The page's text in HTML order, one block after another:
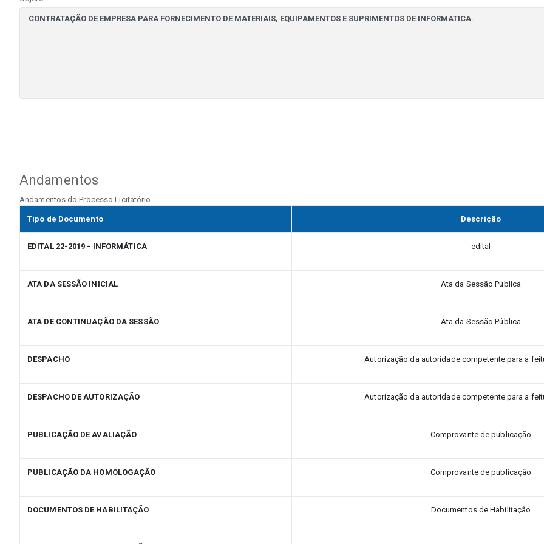
Andamentos
Andamentos do Processo Licitatório
Tipo de Documento Descrição
EDITAL 22-2019 - INFORMÁTICA edital
ATA DA SESSÃO INICIAL Ata da Sessão Pública
ATA DE CONTINUAÇÃO DA SESSÃO Ata da Sessão Pública
DESPACHO Autorização da autoridade competente para a
DESPACHO DE AUTORIZAÇÃO Autorização da autoridade competente para a
PUBLICAÇÃO DE AVALIAÇÃO Comprovante de publicação
PUBLICAÇÃO DA HOMOLOGAÇÃO Comprovante de publicação
DOCUMENTOS DE HABILITAÇÃO Documentos de Habilitação